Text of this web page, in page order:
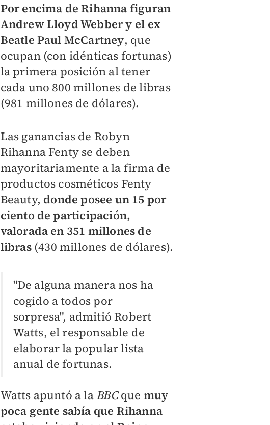
Por encima de Rihanna figuran
Andrew Lloyd Webber y el ex
Beatle Paul McCartney, que
ocupan (con idénticas fortunas)
la primera posición al tener
cada uno 800 millones de libras
(981 millones de dólares).
Las ganancias de Robyn
Rihanna Fenty se deben
mayoritariamente a la firma de
productos cosméticos Fenty
Beauty, donde posee un 15 por
ciento de participación,
valorada en 351 millones de
libras(430 millones de dólares).
"De alguna manera nos ha
cogido a todos por
sorpresa", admitió Robert
Watts, el responsable de
elaborar la popular lista
anual de fortunas.
Watts apuntó a laBBCque muy
poca gente sabía que Rihanna